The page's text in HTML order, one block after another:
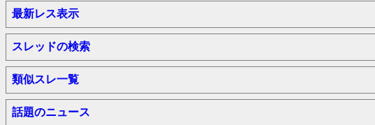
最新レス表示
スレッドの検索
類似スレ一覧
話題のニュース